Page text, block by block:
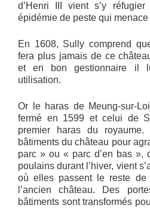
d’Henri III vient s’y
épidémie de peste qui menace
En 1608, Sully comprend
fera plus jamais de ce
et en bon gestionnaire il
utilisation.
Or le haras de Meung-sur-
fermé en 1599 et celui de
premier haras du
bâtiments du château pour
parc » ou « parc d’en bas »,
poulains durant l’hiver, vient
où elles passent le reste de
l’ancien château. Des
bâtiments sont transformés